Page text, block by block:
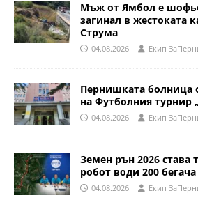
Мъж от Ямбол е
загинал в жестоката
Струма
04.08.2026 Eкип
Пернишката болница
на Футболния турнир
04.08.2026 Eкип
Земен рън 2026 става
робот води 200 бегача
04.08.2026 Eкип